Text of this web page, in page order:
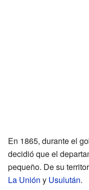
En 1865, durante el
decidió que el
pequeño. De su
La Unión y Usulután.